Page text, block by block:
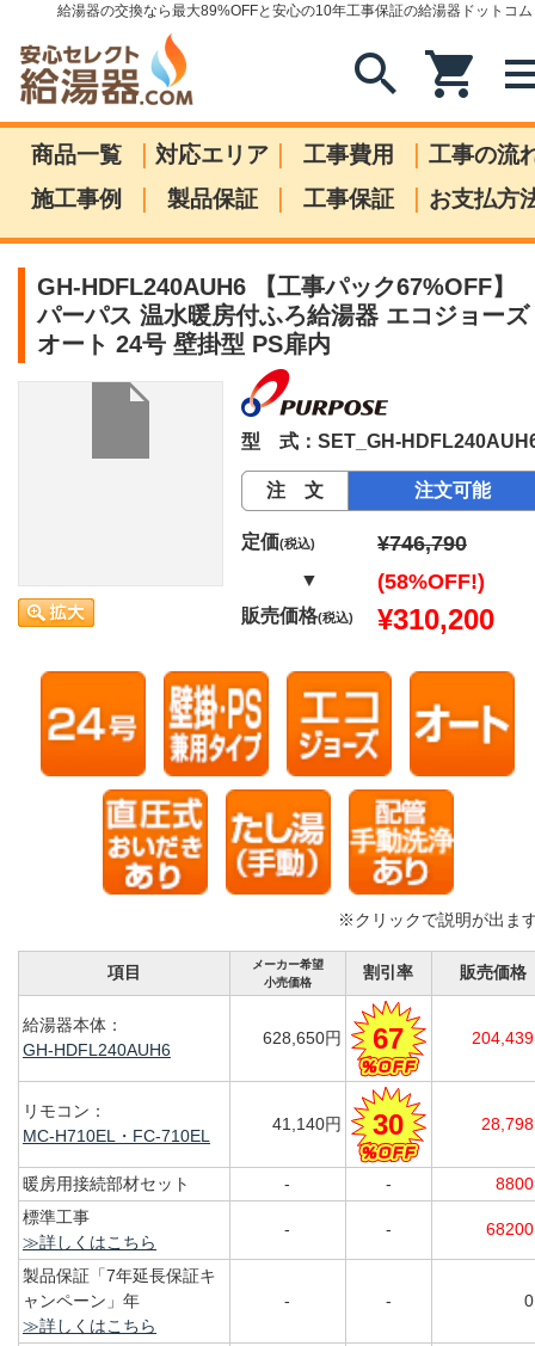
給湯器の交換なら最大89%OFFと安心の10年工事保証の給湯器ドットコム
search shopping_cart
商品一覧 | 対応エリア | 工事費用 | 工事の流
施工事例
| 製品保証 | 工事保証 | お支払方
GH-HDFL240AUH6 【工事パック67%OFF】
パーパス 温水暖房付ふろ給湯器 エコジョーズ
オート 24号 壁掛型 PS扉内
型 式：SET_GH-
注 文 注文可能
定価(税込) ¥746,790
▼ (58%OFF!)
販売価格(税込) ¥310,200
※クリックで説明が出ま
項目
メーカー希望
小売価格
割引率 販売価格
給湯器本体：
GH-HDFL240AUH6
628,650円 67
リモコン：
MC-H710EL・FC-710EL
41,140円 30
暖房用接続部材セット - -
標準工事
≫詳しくはこちら
- -
製品保証「7年延長保証キ
ャンペーン」年
≫詳しくはこちら
- -